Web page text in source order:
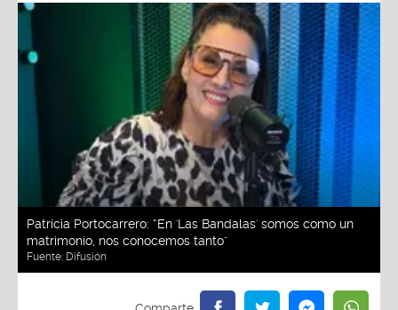
Patricia Portocarrero: “En 'Las Bandalas' somos como un
matrimonio, nos conocemos tanto"
Fuente: Difusión